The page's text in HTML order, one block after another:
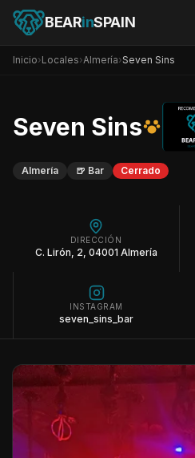
BEARinSPAIN
Inicio›Locales›Almería›Seven Sins
Seven Sins
Almería 🍺 Bar Cerrado
DIRECCIÓN
C. Lirón, 2, 04001 Almería
INSTAGRAM
seven_sins_bar